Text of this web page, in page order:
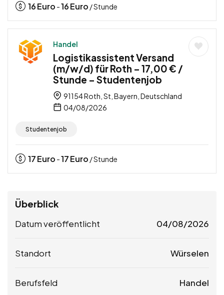
16Euro -16Euro / Stunde
Handel
Logistikassistent Versand
(m/w/d) für Roth – 17,00 € /
Stunde – Studentenjob
91154 Roth, St, Bayern, Deutschland
04/08/2026
Studentenjob
17Euro -17Euro / Stunde
Überblick
Datum veröffentlicht 04/08/2026
Standort Würselen
Berufsfeld Handel